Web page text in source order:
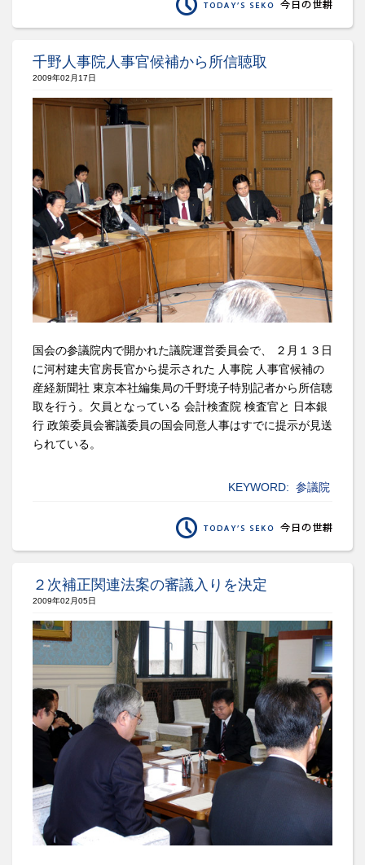
千野人事院人事官候補から所信聴取
2009年02月17日
国会の参議院内で開かれた議院運営委員会で、 ２月１３日
に河村建夫官房長官から提示された 人事院 人事官候補の
産経新聞社 東京本社編集局の千野境子特別記者から所信聴
取を行う。欠員となっている 会計検査院 検査官と 日本銀
行 政策委員会審議委員の国会同意人事はすでに提示が見送
られている。
KEYWORD: 参議院
２次補正関連法案の審議入りを決定
2009年02月05日